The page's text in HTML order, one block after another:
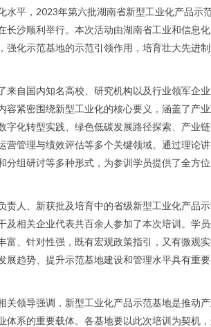
水平，2023年第六批湖南省新型工业化产品示
长沙顺利举行。本次活动由湖南省工业和信息
强化示范基地的示范引领作用，培育壮大先进
来自国内知名高校、研究机构以及行业领军企
容紧密围绕新型工业化的核心要义，涵盖了产
字化转型实践、绿色低碳发展路径探索、产业
营管理与绩效评估等多个关键领域。通过理论讲
分组研讨等多种形式，为参训学员提供了全方
责人、新获批及培育中的省级新型工业化产品
及相关企业代表共百余人参加了本次培训。学
富、针对性强，既有宏观政策指引，又有微观
展趋势、提升示范基地建设和管理水平具有重
关领导强调，新型工业化产品示范基地是推动
体系的重要载体。各基地要以此次培训为契机